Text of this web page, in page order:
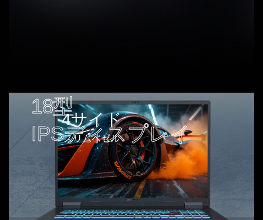
4サイド
スリムベゼル
18型
18型
IPSディスプレイ
IPSディスプレイ